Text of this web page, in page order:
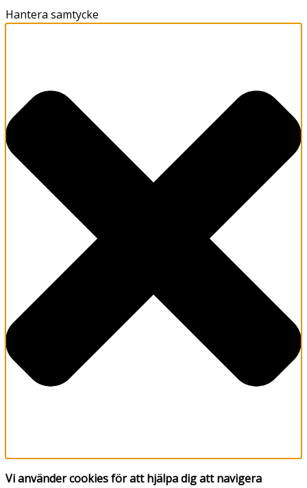
Hantera samtycke
Vi använder cookies för att hjälpa dig att navigera